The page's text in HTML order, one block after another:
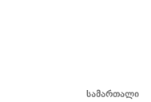
სამართალი